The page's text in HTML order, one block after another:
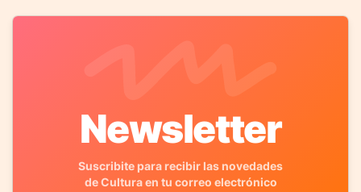
Newsletter
Suscribite para recibir las novedades
de Cultura en tu correo electrónico